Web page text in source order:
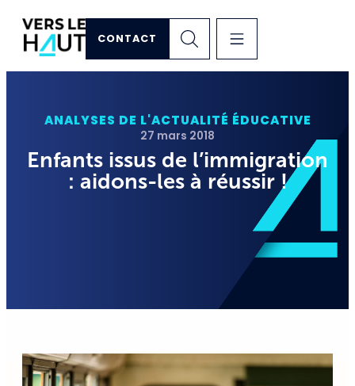
CONTACT
ANALYSES DE L'ACTUALITÉ ÉDUCATIVE
27 mars 2018
Enfants issus de l’immigration
: aidons-les à réussir !